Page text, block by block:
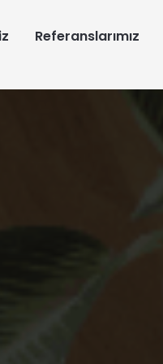
Referanslarımız